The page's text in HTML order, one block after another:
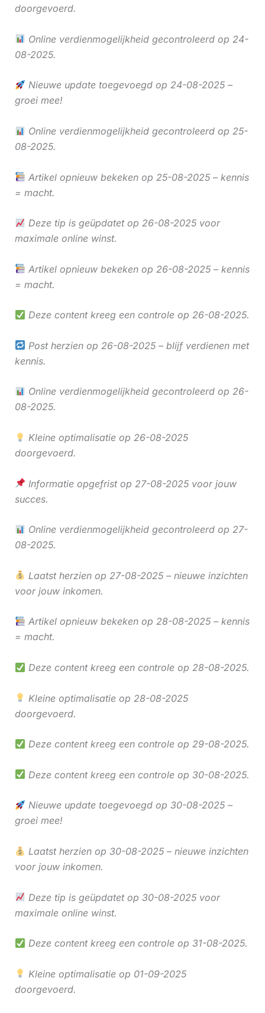
doorgevoerd.
Online verdienmogelijkheid gecontroleerd op 24-
08-2025.
Nieuwe update toegevoegd op 24-08-2025 –
groei mee!
Online verdienmogelijkheid gecontroleerd op 25-
08-2025.
Artikel opnieuw bekeken op 25-08-2025 – kennis
= macht.
Deze tip is geüpdatet op 26-08-2025 voor
maximale online winst.
Artikel opnieuw bekeken op 26-08-2025 – kennis
= macht.
Deze content kreeg een controle op 26-08-2025.
Post herzien op 26-08-2025 – blijf verdienen met
kennis.
Online verdienmogelijkheid gecontroleerd op 26-
08-2025.
Kleine optimalisatie op 26-08-2025
doorgevoerd.
Informatie opgefrist op 27-08-2025 voor jouw
succes.
Online verdienmogelijkheid gecontroleerd op 27-
08-2025.
Laatst herzien op 27-08-2025 – nieuwe inzichten
voor jouw inkomen.
Artikel opnieuw bekeken op 28-08-2025 – kennis
= macht.
Deze content kreeg een controle op 28-08-2025.
Kleine optimalisatie op 28-08-2025
doorgevoerd.
Deze content kreeg een controle op 29-08-2025.
Deze content kreeg een controle op 30-08-2025.
Nieuwe update toegevoegd op 30-08-2025 –
groei mee!
Laatst herzien op 30-08-2025 – nieuwe inzichten
voor jouw inkomen.
Deze tip is geüpdatet op 30-08-2025 voor
maximale online winst.
Deze content kreeg een controle op 31-08-2025.
Kleine optimalisatie op 01-09-2025
doorgevoerd.